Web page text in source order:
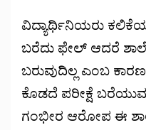
ವಿದ್ಯಾರ್ಥಿನಿಯರು
ಬರೆದು ಫೇಲ್ ಆದರೆ
ಬರುವುದಿಲ್ಲ ಎಂಬ
ಕೊಡದೆ ಪರೀಕ್ಷೆ
ಗಂಭೀರ ಆರೋಪ ಈ